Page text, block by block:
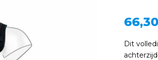
66,30
Dit